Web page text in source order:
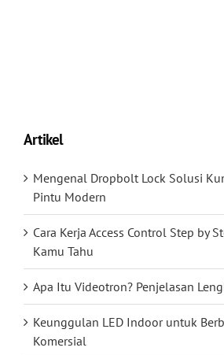
Artikel
Mengenal Dropbolt Lock Solusi
Pintu Modern
Cara Kerja Access Control Step by
Kamu Tahu
Apa Itu Videotron? Penjelasan
Keunggulan LED Indoor untuk
Komersial